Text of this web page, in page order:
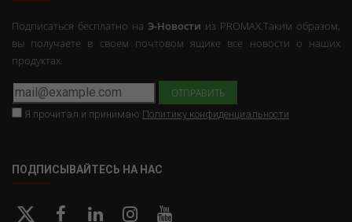
Подписаться бесплатно на Э-Новости из PROMAX.Таким образом,
вы получаете в своем почтовом ящике все новости о наших
продуктах.
Я прочитал и принимаю Политику конфиденциальности
ПОДПИСЫВАЙТЕСЬ НА НАС